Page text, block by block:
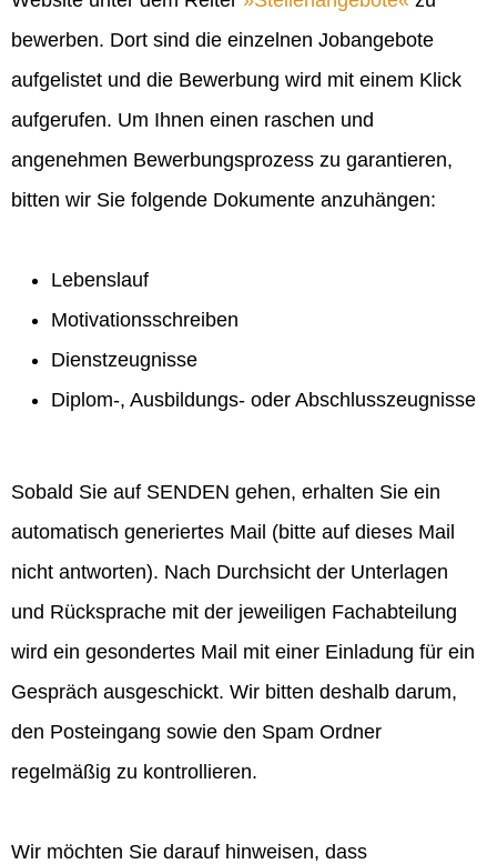
bewerben. Dort sind die einzelnen Jobangebote
aufgelistet und die Bewerbung wird mit einem Klick
aufgerufen. Um Ihnen einen raschen und
angenehmen Bewerbungsprozess zu garantieren,
bitten wir Sie folgende Dokumente anzuhängen:
Lebenslauf
Motivationsschreiben
Dienstzeugnisse
Diplom-, Ausbildungs- oder Abschlusszeugnisse
Sobald Sie auf SENDEN gehen, erhalten Sie ein
automatisch generiertes Mail (bitte auf dieses Mail
nicht antworten). Nach Durchsicht der Unterlagen
und Rücksprache mit der jeweiligen Fachabteilung
wird ein gesondertes Mail mit einer Einladung für ein
Gespräch ausgeschickt. Wir bitten deshalb darum,
den Posteingang sowie den Spam Ordner
regelmäßig zu kontrollieren.
Wir möchten Sie darauf hinweisen, dass